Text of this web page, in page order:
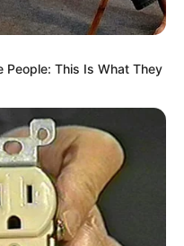
People: This Is What They